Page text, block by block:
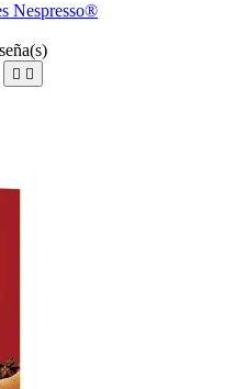
Nespresso®
 